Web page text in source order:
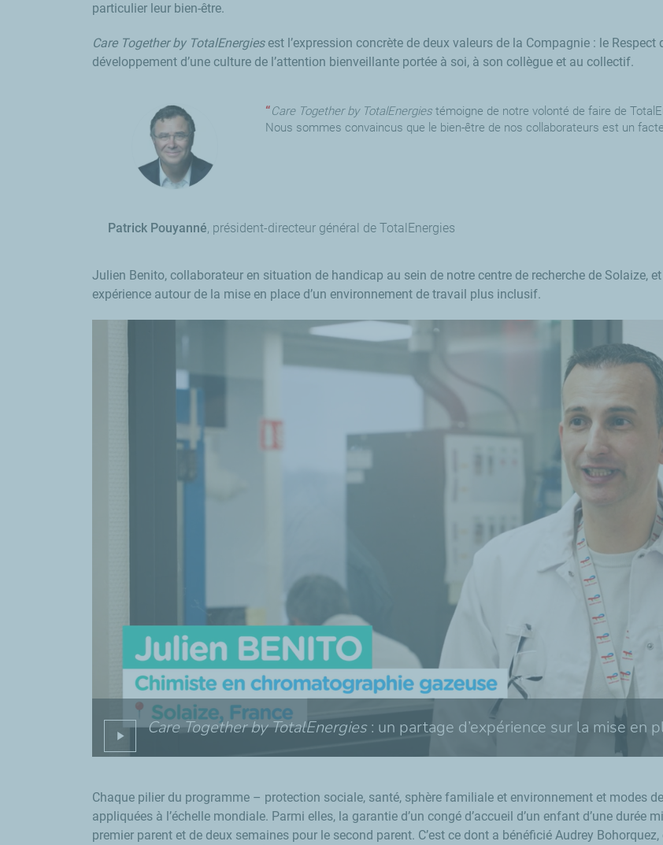
particulier leur bien-être.
Care Together by TotalEnergiesest l’expression concrète de deux valeurs de la Compagnie : le
développement d’une culture de l’attention bienveillante portée à soi, à son collègue et au collectif.
Care Together by TotalEnergies témoigne de notre volonté de faire de
Nous sommes convaincus que le bien-être de nos collaborateurs est un
Patrick Pouyanné président-directeur général de TotalEnergies
Julien Benito, collaborateur en situation de handicap au sein de notre centre de recherche de Solaize,
expérience autour de la mise en place d’un environnement de travail plus inclusif.
Care Together by TotalEnergies: un partage d’expérience sur la mise en
Chaque pilier du programme – protection sociale, santé, sphère familiale et environnement et modes
appliquées à l’échelle mondiale. Parmi elles, la garantie d’un congé d’accueil d’un enfant d’une durée
premier parent et de deux semaines pour le second parent. C’est ce dont a bénéficié Audrey